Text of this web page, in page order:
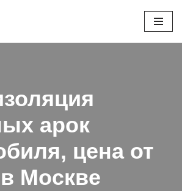
арок
цена от
Москве